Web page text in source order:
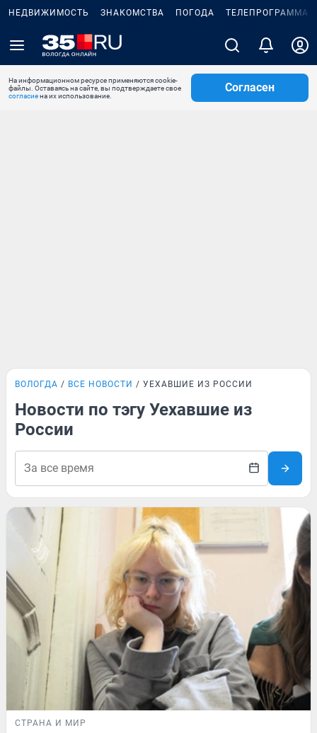
НЕДВИЖИМОСТЬ ЗНАКОМСТВА ПОГОДА ТЕЛЕПРОГРАММА
На информационном ресурсе применяются cookie-
файлы. Оставаясь на сайте, вы подтверждаете свое
согласиена их использование.
Согласен
ВОЛОГДА ВСЕ НОВОСТИ УЕХАВШИЕ ИЗ РОССИИ
Новости по тэгу Уехавшие из
России
СТРАНА И МИР